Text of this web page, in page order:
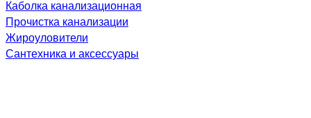
Каболка канализационная
Прочистка канализации
Жироуловители
Сантехника и аксессуары